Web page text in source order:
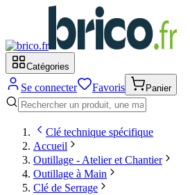
Catégories
Se connecter Favoris Panier
Clé technique spécifique
Accueil
Outillage - Atelier et Chantier
Outillage à Main
Clé de Serrage